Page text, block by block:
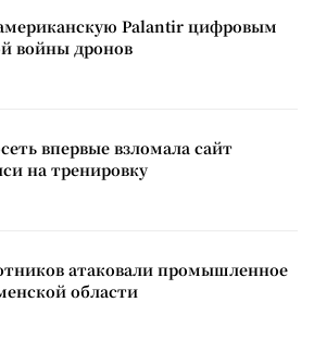
Palantir цифровым
войны дронов
впервые взломала сайт
на тренировку
атаковали промышленное
области